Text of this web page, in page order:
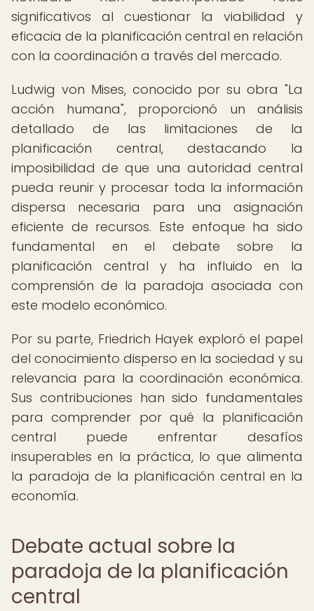
significativos al cuestionar la viabilidad y
eficacia de la planificación central en relación
con la coordinación a través del mercado.
Ludwig von Mises, conocido por su obra "La
acción humana", proporcionó un análisis
detallado de las limitaciones de la
planificación central, destacando la
imposibilidad de que una autoridad central
pueda reunir y procesar toda la información
dispersa necesaria para una asignación
eficiente de recursos. Este enfoque ha sido
fundamental en el debate sobre la
planificación central y ha influido en la
comprensión de la paradoja asociada con
este modelo económico.
Por su parte, Friedrich Hayek exploró el papel
del conocimiento disperso en la sociedad y su
relevancia para la coordinación económica.
Sus contribuciones han sido fundamentales
para comprender por qué la planificación
central puede enfrentar desafíos
insuperables en la práctica, lo que alimenta
la paradoja de la planificación central en la
economía.
Debate actual sobre la
paradoja de la planificación
central